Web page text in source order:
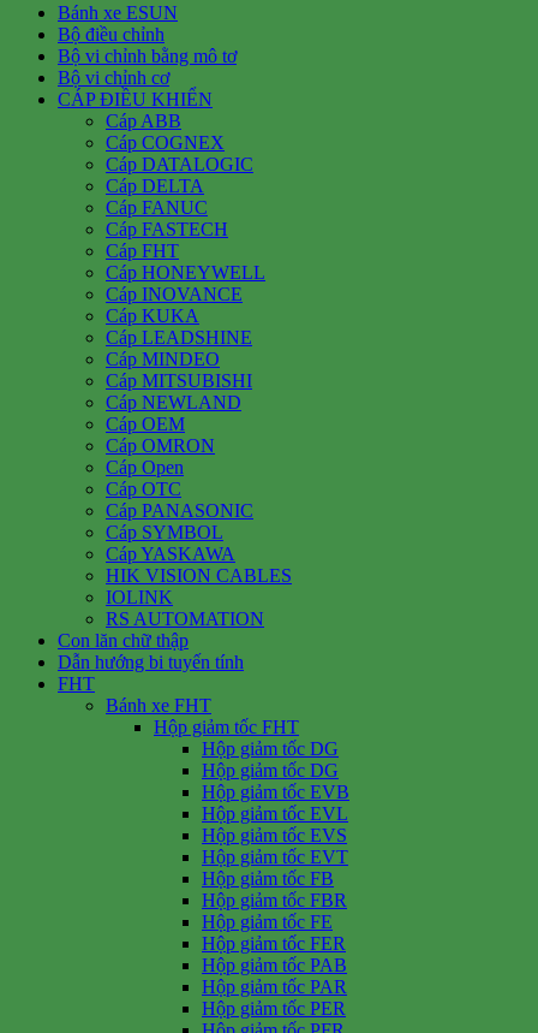
Bánh xe ESUN
Bộ điều chỉnh
Bộ vi chỉnh bằng mô tơ
Bộ vi chỉnh cơ
CÁP ĐIỀU KHIỂN
Cáp ABB
Cáp COGNEX
Cáp DATALOGIC
Cáp DELTA
Cáp FANUC
Cáp FASTECH
Cáp FHT
Cáp HONEYWELL
Cáp INOVANCE
Cáp KUKA
Cáp LEADSHINE
Cáp MINDEO
Cáp MITSUBISHI
Cáp NEWLAND
Cáp OEM
Cáp OMRON
Cáp Open
Cáp OTC
Cáp PANASONIC
Cáp SYMBOL
Cáp YASKAWA
HIK VISION CABLES
IOLINK
RS AUTOMATION
Con lăn chữ thập
Dẫn hướng bi tuyến tính
FHT
Bánh xe FHT
Hộp giảm tốc FHT
Hộp giảm tốc DG
Hộp giảm tốc DG
Hộp giảm tốc EVB
Hộp giảm tốc EVL
Hộp giảm tốc EVS
Hộp giảm tốc EVT
Hộp giảm tốc FB
Hộp giảm tốc FBR
Hộp giảm tốc FE
Hộp giảm tốc FER
Hộp giảm tốc PAB
Hộp giảm tốc PAR
Hộp giảm tốc PER